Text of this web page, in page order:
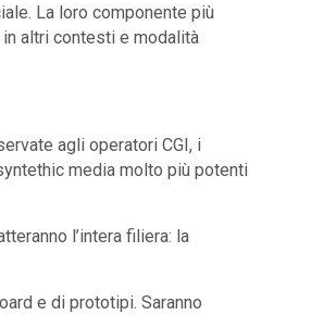
La loro componente più
altri contesti e modalità
agli operatori CGI, i
media molto più potenti
l’intera filiera: la
e di prototipi. Saranno